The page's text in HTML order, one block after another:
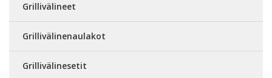
Grillivälineet
Grillivälinenaulakot
Grillivälinesetit